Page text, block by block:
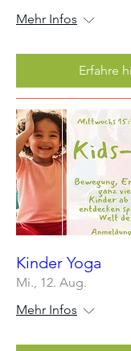
Mehr Infos
Erfahre
Kinder Yoga
Mi., 12. Aug.
Mehr Infos